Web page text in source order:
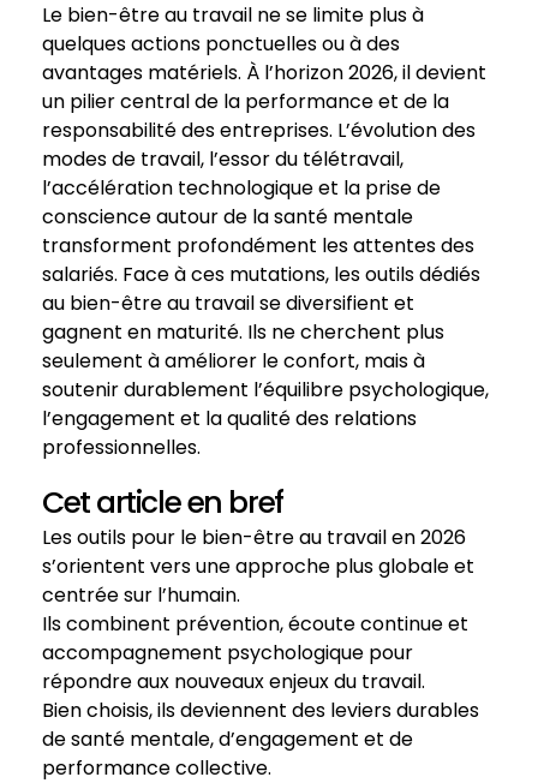
Le bien-être au travail ne se limite plus à
quelques actions ponctuelles ou à des
avantages matériels. À l’horizon 2026, il devient
un pilier central de la performance et de la
responsabilité des entreprises. L’évolution des
modes de travail, l’essor du télétravail,
l’accélération technologique et la prise de
conscience autour de la santé mentale
transforment profondément les attentes des
salariés. Face à ces mutations, les outils dédiés
au bien-être au travail se diversifient et
gagnent en maturité. Ils ne cherchent plus
seulement à améliorer le confort, mais à
soutenir durablement l’équilibre psychologique,
l’engagement et la qualité des relations
professionnelles.
Cet article en bref
Les outils pour le bien-être au travail en 2026
s’orientent vers une approche plus globale et
centrée sur l’humain.
Ils combinent prévention, écoute continue et
accompagnement psychologique pour
répondre aux nouveaux enjeux du travail.
Bien choisis, ils deviennent des leviers durables
de santé mentale, d’engagement et de
performance collective.